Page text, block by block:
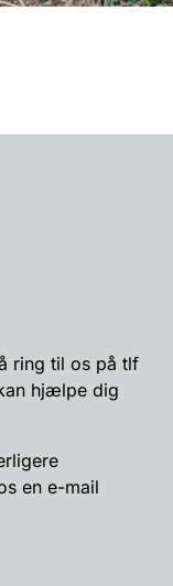
ring til os på tlf
hjælpe dig
en e-mail